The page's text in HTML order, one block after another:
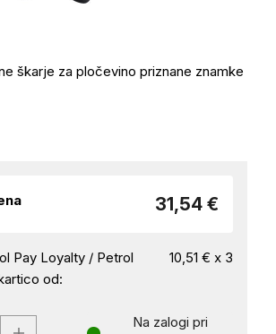
škarje za pločevino priznane znamke
31,54 €
Pay Loyalty / Petrol
od:
10,51 € x 3
Na zalogi pri